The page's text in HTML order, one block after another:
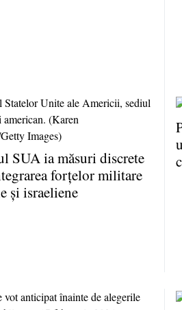
SUA ia măsuri discrete
forţelor militare
şi israeliene